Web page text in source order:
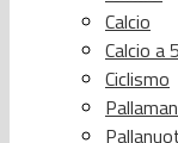
Calcio
Calcio a 5
Ciclismo